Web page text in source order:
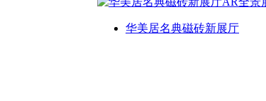
华美居名典磁砖新展厅